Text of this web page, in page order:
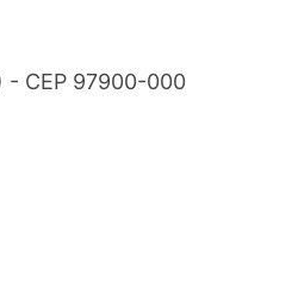
- CEP 97900-000